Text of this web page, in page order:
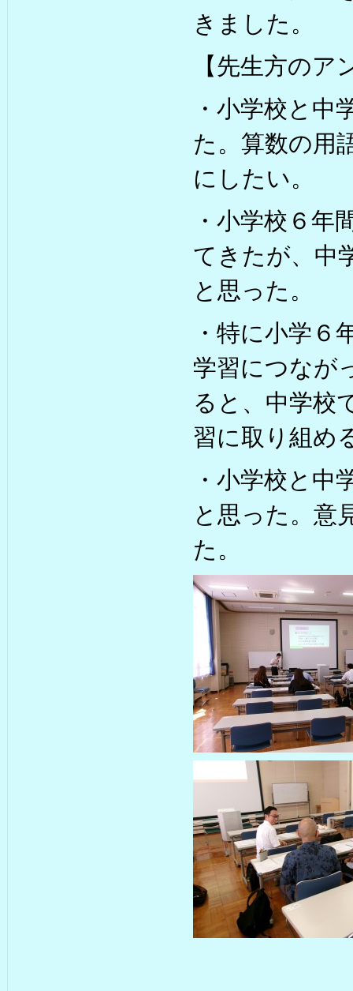
きました。
【先生方の
・小学校と中
た。算数の用
にしたい。
・小学校６年
てきたが、中
と思った。
・特に小学６
学習につなが
ると、中学校
習に取り組め
・小学校と
と思った。意
た。